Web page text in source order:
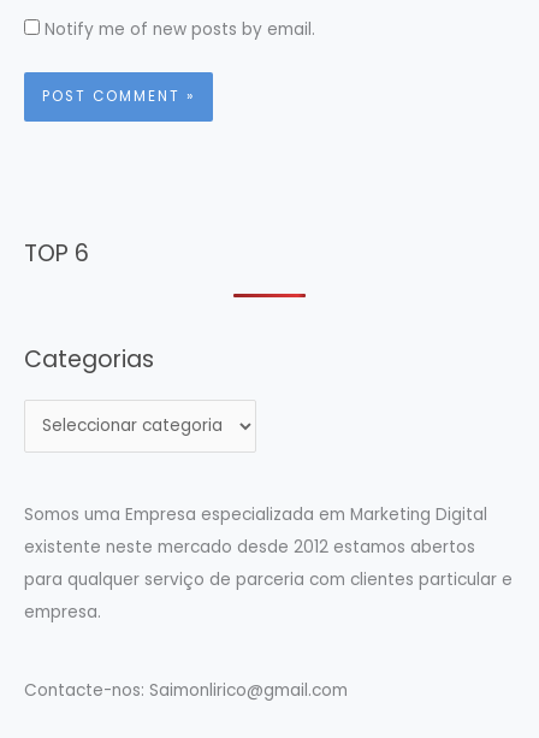
Notify me of new posts by email.
TOP 6
Categorias
a
e
g
o
r
Somos uma Empresa especializada em Marketing Digital
existente neste mercado desde 2012 estamos abertos
para qualquer serviço de parceria com clientes particular e
empresa.
Contacte-nos: Saimonlirico@gmail.com